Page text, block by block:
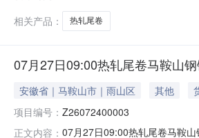
相关产品：
热轧尾卷
07月27日09:00热轧尾卷马鞍山
安徽省｜马鞍山市｜雨山区 其他
项目编号： Z26072400003
正文内容： 07月27日09:00热轧尾卷马鞍